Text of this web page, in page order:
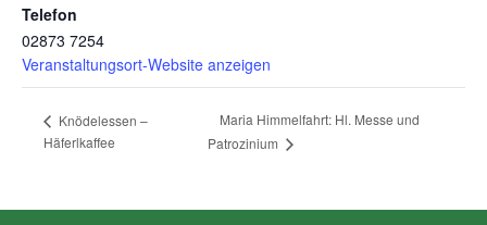
Telefon
02873 7254
Veranstaltungsort-Website anzeigen
Knödelessen –
Häferlkaffee
Maria Himmelfahrt: Hl. Messe und
Patrozinium